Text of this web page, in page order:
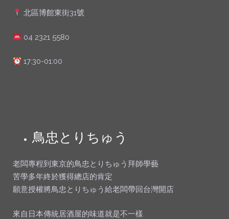
北區博館東街31號
04 2321 5580
17:30-01:00
鳥忠とりちゅう
老闆專程到東京的鳥忠とりちゅう拜師學藝
苦學多年終於獲得總店的肯定
願意授權將鳥忠とりちゅう給老闆帶回台灣開店
來自日本傳統居酒屋的味道就是不一樣